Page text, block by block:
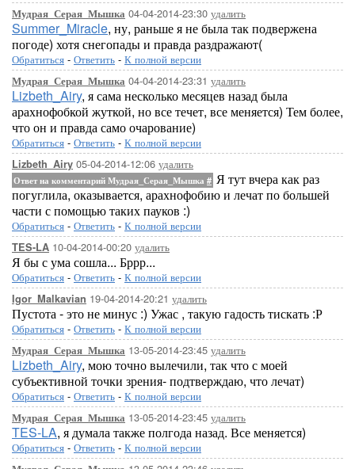
Мудрая_Серая_Мышка 04-04-2014-23:30 удалить
Summer_Miracle, ну, раньше я не была так подвержена
погоде) хотя снегопады и правда раздражают(
Обратиться - Ответить - К полной версии
Мудрая_Серая_Мышка 04-04-2014-23:31 удалить
Lizbeth_Airy, я сама несколько месяцев назад была
арахнофобкой жуткой, но все течет, все меняется) Тем более,
что он и правда само очарование)
Обратиться - Ответить - К полной версии
Lizbeth_Airy 05-04-2014-12:06 удалить
Ответ на комментарий Мудрая_Серая_Мышка # Я тут вчера как раз
погуглила, оказывается, арахнофобию и лечат по большей
части с помощью таких пауков :)
Обратиться - Ответить - К полной версии
TES-LA 10-04-2014-00:20 удалить
Я бы с ума сошла... Бррр...
Обратиться - Ответить - К полной версии
Igor_Malkavian 19-04-2014-20:21 удалить
Пустота - это не минус :) Ужас , такую гадость тискать :Р
Обратиться - Ответить - К полной версии
Мудрая_Серая_Мышка 13-05-2014-23:45 удалить
Lizbeth_Airy, мою точно вылечили, так что с моей
субъективной точки зрения- подтверждаю, что лечат)
Обратиться - Ответить - К полной версии
Мудрая_Серая_Мышка 13-05-2014-23:45 удалить
TES-LA, я думала также полгода назад. Все меняется)
Обратиться - Ответить - К полной версии